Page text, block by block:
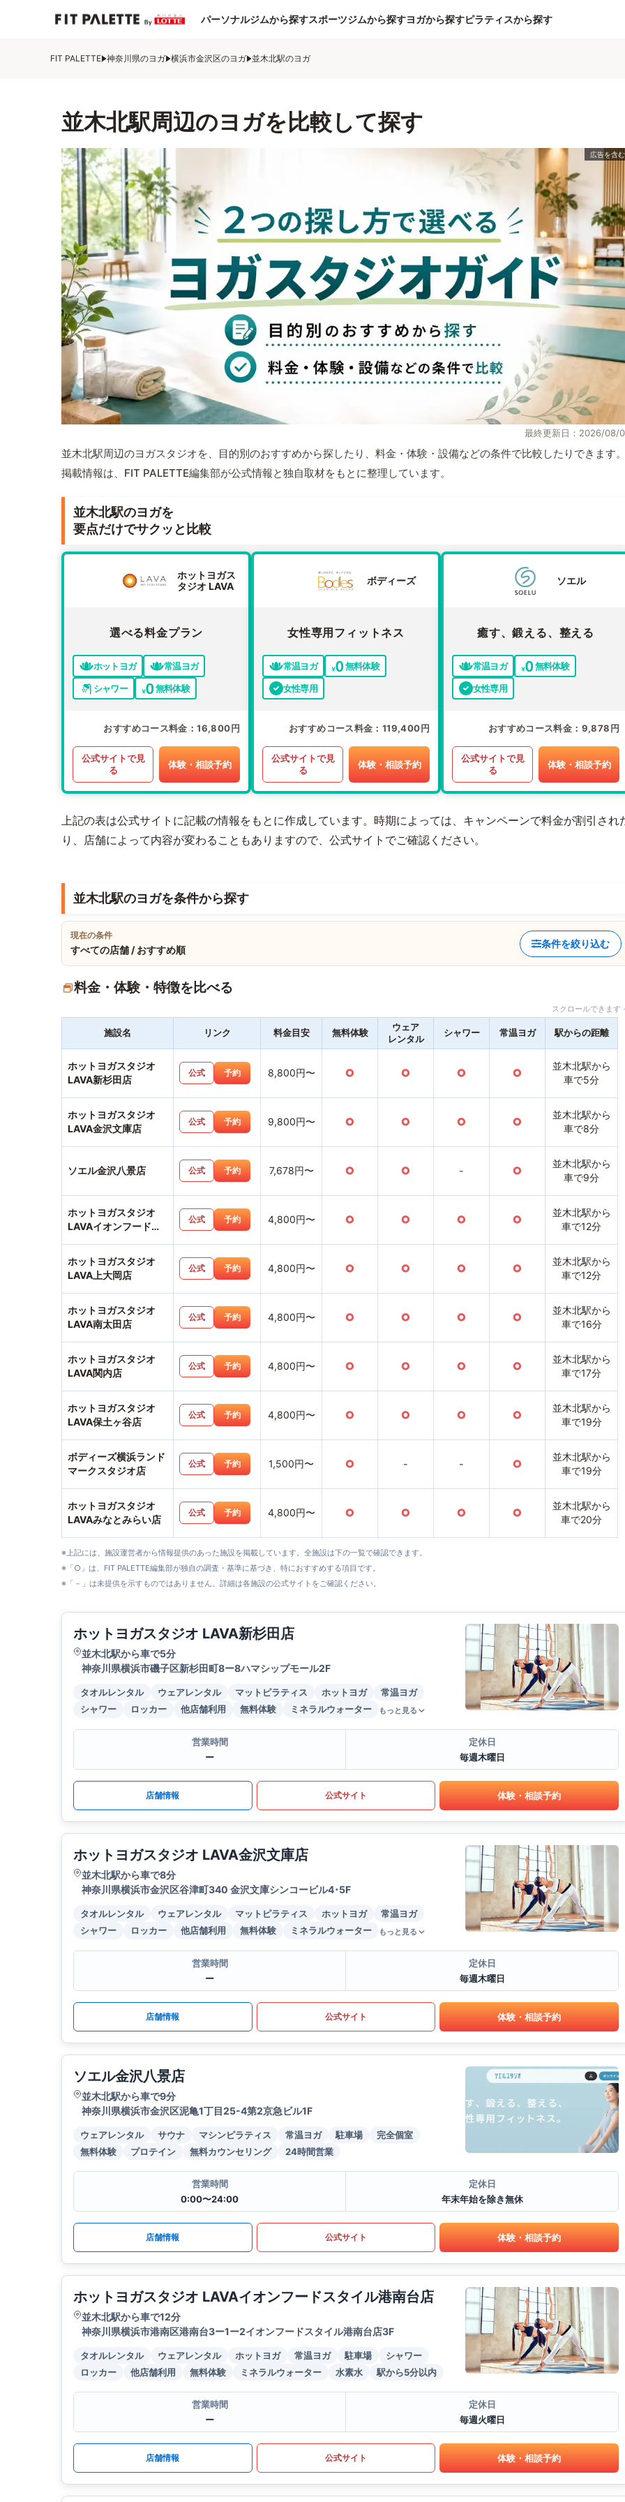
パーソナルジムから探すスポーツジムから探すヨガから探すピラティスから探す
FIT PALETTE 神奈川県のヨガ 横浜市金沢区のヨガ 並木北駅のヨガ
並木北駅周辺のヨガを比較して探す
最終更新日：2026/08/
並木北駅周辺のヨガスタジオを、目的別のおすすめから探したり、料金・体験・設備などの条件で比較したりできます
掲載情報は、FIT PALETTE編集部が公式情報と独自取材をもとに整理しています。
並木北駅のヨガを
要点だけでサクッと比較
ホットヨガス
タジオ LAVA
選べる料金プラン
ホットヨガ
常温ヨガ
シャワー
無料体験
おすすめコース料金 16,800円
公式サイトで見
る
体験・相談予約
ボディーズ
女性専用フィットネス
常温ヨガ
無料体験
女性専用
おすすめコース料金 119,400円
公式サイトで見
る
体験・相談予約
ソエル
癒す、鍛える、整える
常温ヨガ
無料体験
女性専用
おすすめコース料金 9,878円
公式サイトで見
る
体験・相談予約
上記の表は公式サイトに記載の情報をもとに作成しています。時期によっては、キャンペーンで料金が割引され
り、店舗によって内容が変わることもありますので、公式サイトでご確認ください。
並木北駅のヨガを条件から探す
現在の条件
すべての店舗 / おすすめ順
条件を絞り込む
料金・体験・特徴を比べる
スクロールできま
施設名 リンク 料金目安 無料体験
ウェア
レンタル
シャワー 常温ヨガ 駅からの距離
ホットヨガスタジオ
LAVA新杉田店
公式 予約 8,800円〜 ○ ○ ○ ○
並木北駅から
車で5分
ホットヨガスタジオ
LAVA金沢文庫店
公式 予約 9,800円〜 ○ ○ ○ ○
並木北駅から
車で8分
ソエル金沢八景店 公式 予約 7,678円〜 ○ ○ - ○
並木北駅から
車で9分
ホットヨガスタジオ
LAVAイオンフードス
公式 予約 4,800円〜 ○ ○ ○ ○
並木北駅から
車で12分
ホットヨガスタジオ
LAVA上大岡店
公式 予約 4,800円〜 ○ ○ ○ ○
並木北駅から
車で12分
ホットヨガスタジオ
LAVA南太田店
公式 予約 4,800円〜 ○ ○ ○ ○
並木北駅から
車で16分
ホットヨガスタジオ
LAVA関内店
公式 予約 4,800円〜 ○ ○ ○ ○
並木北駅から
車で17分
ホットヨガスタジオ
LAVA保土ヶ谷店
公式 予約 4,800円〜 ○ ○ ○ ○
並木北駅から
車で19分
ボディーズ横浜ランド
マークスタジオ店
公式 予約 1,500円〜 ○ - - ○
並木北駅から
車で19分
ホットヨガスタジオ
LAVAみなとみらい店
公式 予約 4,800円〜 ○ ○ ○ ○
並木北駅から
車で20分
※上記には、施設運営者から情報提供のあった施設を掲載しています。全施設は下の一覧で確認できます。
※「○」は、FIT PALETTE編集部が独自の調査・基準に基づき、特におすすめする項目です。
※「－」は未提供を示すものではありません。詳細は各施設の公式サイトをご確認ください。
ホットヨガスタジオ LAVA新杉田店
並木北駅から車で5分
神奈川県横浜市磯子区新杉田町8ー8ハマシップモール2F
タオルレンタル ウェアレンタル マットピラティス ホットヨガ
常温ヨガ
シャワー
ロッカー 他店舗利用 無料体験 ミネラルウォーター もっと見る
営業時間
ー
定休日
毎週木曜日
店舗情報 公式サイト 体験・相談予約
ホットヨガスタジオ LAVA金沢文庫店
並木北駅から車で8分
神奈川県横浜市金沢区谷津町340 金沢文庫シンコービル4･5F
タオルレンタル ウェアレンタル マットピラティス ホットヨガ
常温ヨガ
シャワー
ロッカー 他店舗利用 無料体験 ミネラルウォーター もっと見る
営業時間
ー
定休日
毎週木曜日
店舗情報 公式サイト 体験・相談予約
ソエル金沢八景店
並木北駅から車で9分
神奈川県横浜市金沢区泥亀1丁目25-4第2京急ビル1F
ウェアレンタル サウナ マシンピラティス 常温ヨガ 駐車場
完全個室
無料体験
プロテイン 無料カウンセリング 24時間営業
営業時間
0:00〜24:00
定休日
年末年始を除き無休
店舗情報 公式サイト 体験・相談予約
ホットヨガスタジオ LAVAイオンフードスタイル港南台店
並木北駅から車で12分
神奈川県横浜市港南区港南台3ー1ー2イオンフードスタイル港南台店3F
タオルレンタル ウェアレンタル ホットヨガ 常温ヨガ 駐車場
シャワー
ロッカー
他店舗利用 無料体験 ミネラルウォーター 水素水 駅から5分以内
営業時間
ー
定休日
毎週火曜日
店舗情報 公式サイト 体験・相談予約